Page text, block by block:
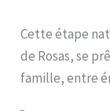
Cette étape
de Rosas, se
famille, entre